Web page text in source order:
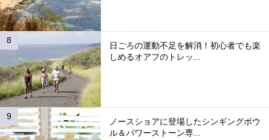
日ごろの運動不足を解消！初心者でも楽
しめるオアフのトレッ...
ノースショアに登場したシンギングボウ
ル＆パワーストーン専...